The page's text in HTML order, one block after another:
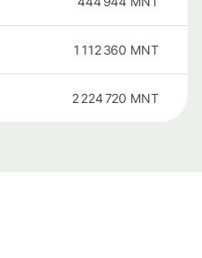
1 112 360 MNT
2 224 720 MNT